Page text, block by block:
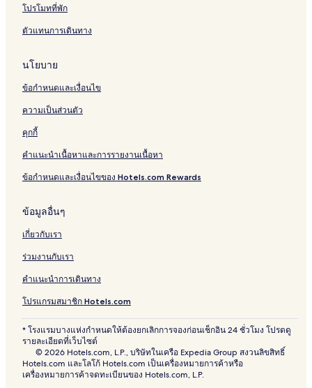
โปรโมทที่พัก
ตัวแทนการเดินทาง
นโยบาย
ข้อกำหนดและเงื่อนไข
ความเป็นส่วนตัว
คุกกี้
คำแนะนำเนื้อหาและการรายงานเนื้อหา
ข้อกำหนดและเงื่อนไขของ Hotels.com Rewards
ข้อมูลอื่นๆ
เกี่ยวกับเรา
ร่วมงานกับเรา
คำแนะนำการเดินทาง
โปรแกรมสมาชิก Hotels.com
* โรงแรมบางแห่งกำหนดให้ต้องยกเลิกการจองก่อนเช็กอิน 24 ชั่วโมง โปรดดู
รายละเอียดที่เว็บไซต์
© 2026 Hotels.com, L.P., บริษัทในเครือ Expedia Group สงวนลิขสิทธิ์
Hotels.com และโลโก้ Hotels.com เป็นเครื่องหมายการค้าหรือ
เครื่องหมายการค้าจดทะเบียนของ Hotels.com, L.P.